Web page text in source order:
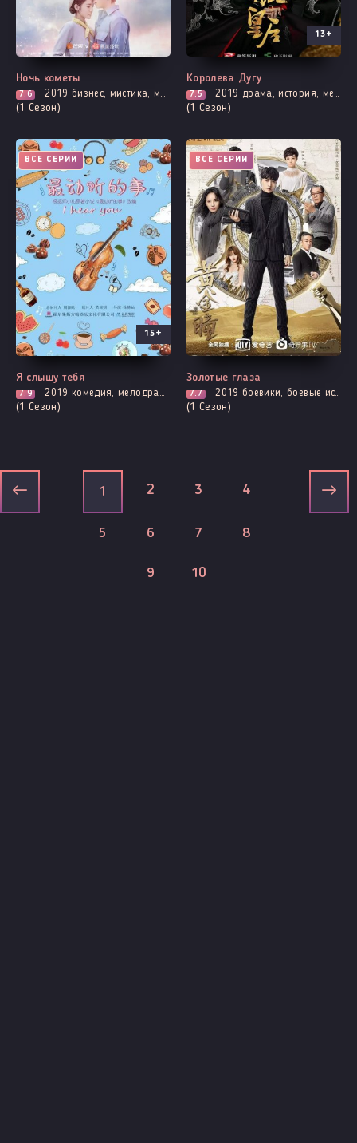
Ночь кометы
7.6 2019 бизнес, мистика, мелодрама, романтика, фэнтези
(1 Сезон)
13+
Королева Дугу
7.5 2019 драма, история, мелодрама, политика, романтика
(1 Сезон)
ВСЕ СЕРИИ
15+
Я слышу тебя
7.9 2019 комедия, мелодрама, музыкальные, про молодость и любовь, романтика
(1 Сезон)
ВСЕ СЕРИИ
Золотые глаза
7.7 2019 боевики, боевые искусства, трагическое прошлое, приключения, романтика, фэнтези
(1 Сезон)
1 2 3 4
5 6 7 8
9 10